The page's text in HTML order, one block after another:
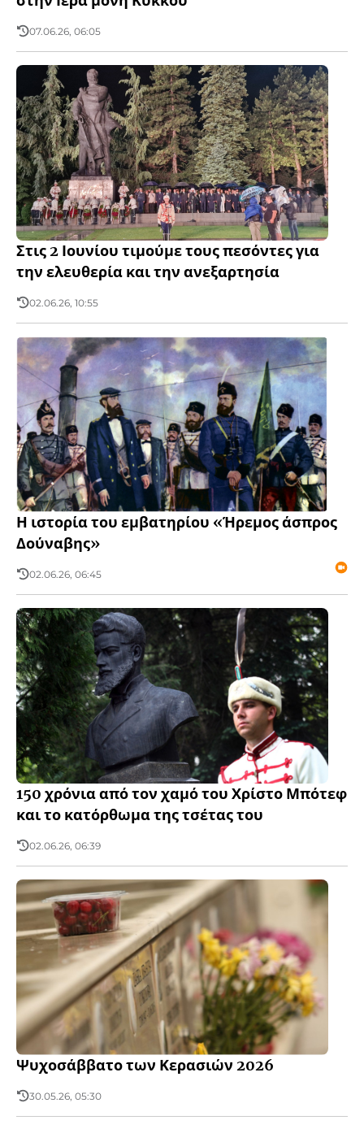
07.06.26, 06:05
Στις 2 Ιουνίου τιμούμε τους πεσόντες για
την ελευθερία και την ανεξαρτησία
02.06.26, 10:55
Η ιστορία του εμβατηρίου «Ήρεμος άσπρος
Δούναβης»
02.06.26, 06:45
150 χρόνια από τον χαμό του Χρίστο Μπότεφ
και το κατόρθωμα της τσέτας του
02.06.26, 06:39
Ψυχοσάββατο των Κερασιών 2026
30.05.26, 05:30